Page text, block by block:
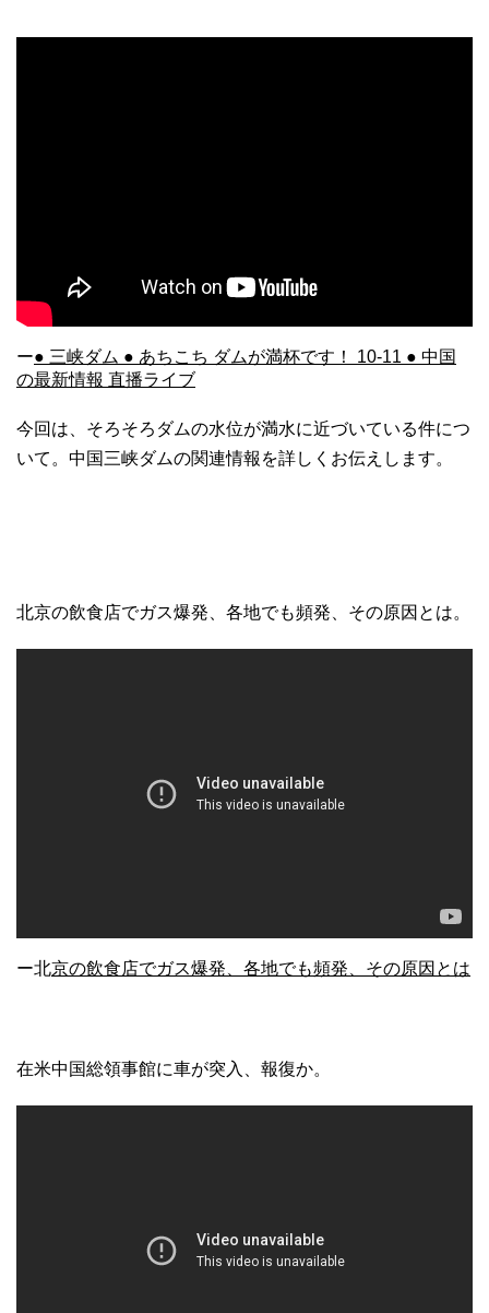
ー● 三峡ダム ● あちこち ダムが満杯です！ 10-11 ● 中国
の最新情報 直播ライブ
今回は、そろそろダムの水位が満水に近づいている件につ
いて。中国三峡ダムの関連情報を詳しくお伝えします。
北京の飲食店でガス爆発、各地でも頻発、その原因とは。
ー北京の飲食店でガス爆発、各地でも頻発、その原因とは
在米中国総領事館に車が突入、報復か。